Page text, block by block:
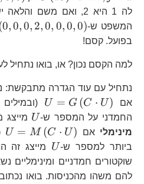
לה 1 היא 2, ואם משם
המשפט ש-
0,0,0, 2,0, 0,0,0)
בפועל. קסם!
למה הקסם נכון? או, בואו נתחיל
נתחיל עם עוד הגדרה מתבקשת:
U
אם
U = G (C ⋅ U)
החמדני על המספר ש-U מייצג U
מינימלי אם
U=M\left(C\cdot
U\right)
U = M (C ⋅ U)
ביותר למספר ש-U מייצג זה
שוקטורים חמדניים
להם משהו מהכניסות. בואו